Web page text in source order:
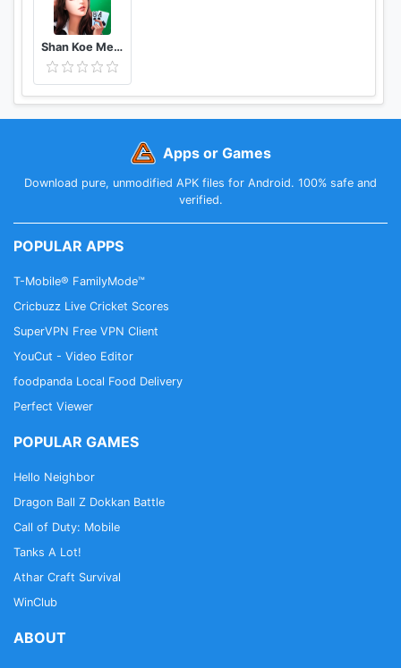
Shan Koe Mee - Sea Club
Apps or Games
Download pure, unmodified APK files for Android. 100% safe and
verified.
POPULAR APPS
T-Mobile® FamilyMode™
Cricbuzz Live Cricket Scores
SuperVPN Free VPN Client
YouCut - Video Editor
foodpanda Local Food Delivery
Perfect Viewer
POPULAR GAMES
Hello Neighbor
Dragon Ball Z Dokkan Battle
Call of Duty: Mobile
Tanks A Lot!
Athar Craft Survival
WinClub
ABOUT